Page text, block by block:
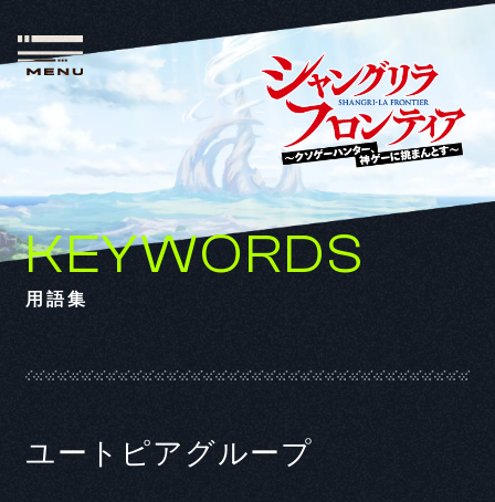
KEYWORDS
用語集
ユートピアグループ